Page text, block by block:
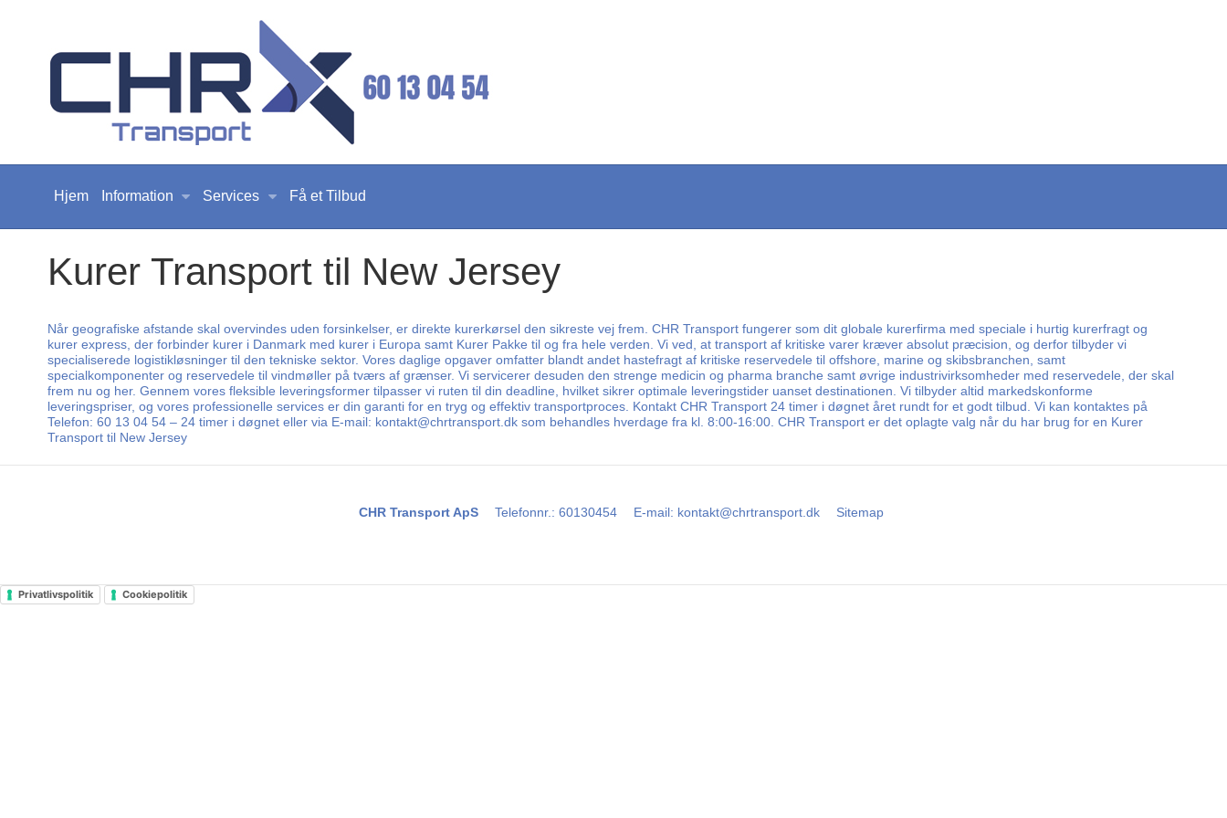
Hjem Information Services Få et Tilbud
Kurer Transport til New Jersey
Når geografiske afstande skal overvindes uden forsinkelser, er direkte kurerkørsel den sikreste vej frem. CHR Transport fungerer som dit globale kurerfirma med speciale i hurtig kurerfragt og
kurer express, der forbinder kurer i Danmark med kurer i Europa samt Kurer Pakke til og fra hele verden. Vi ved, at transport af kritiske varer kræver absolut præcision, og derfor tilbyder vi
specialiserede logistikløsninger til den tekniske sektor. Vores daglige opgaver omfatter blandt andet hastefragt af kritiske reservedele til offshore, marine og skibsbranchen, samt
specialkomponenter og reservedele til vindmøller på tværs af grænser. Vi servicerer desuden den strenge medicin og pharma branche samt øvrige industrivirksomheder med reservedele, der skal
frem nu og her. Gennem vores fleksible leveringsformer tilpasser vi ruten til din deadline, hvilket sikrer optimale leveringstider uanset destinationen. Vi tilbyder altid markedskonforme
leveringspriser, og vores professionelle services er din garanti for en tryg og effektiv transportproces. Kontakt CHR Transport 24 timer i døgnet året rundt for et godt tilbud. Vi kan kontaktes på
Telefon: 60 13 04 54 – 24 timer i døgnet eller via E-mail: kontakt@chrtransport.dk som behandles hverdage fra kl. 8:00-16:00. CHR Transport er det oplagte valg når du har brug for en Kurer
Transport til New Jersey
CHR Transport ApS Telefonnr. : 60130454 E-mail: kontakt@chrtransport.dk Sitemap
Privatlivspolitik Cookiepolitik